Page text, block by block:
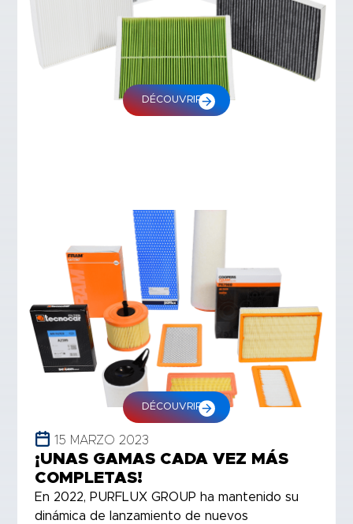
DÉCOUVRIR
15 MARZO 2023
¡UNAS GAMAS CADA VEZ MÁS
COMPLETAS!
En 2022, PURFLUX GROUP ha mantenido su
dinámica de lanzamiento de nuevos
DÉCOUVRIR